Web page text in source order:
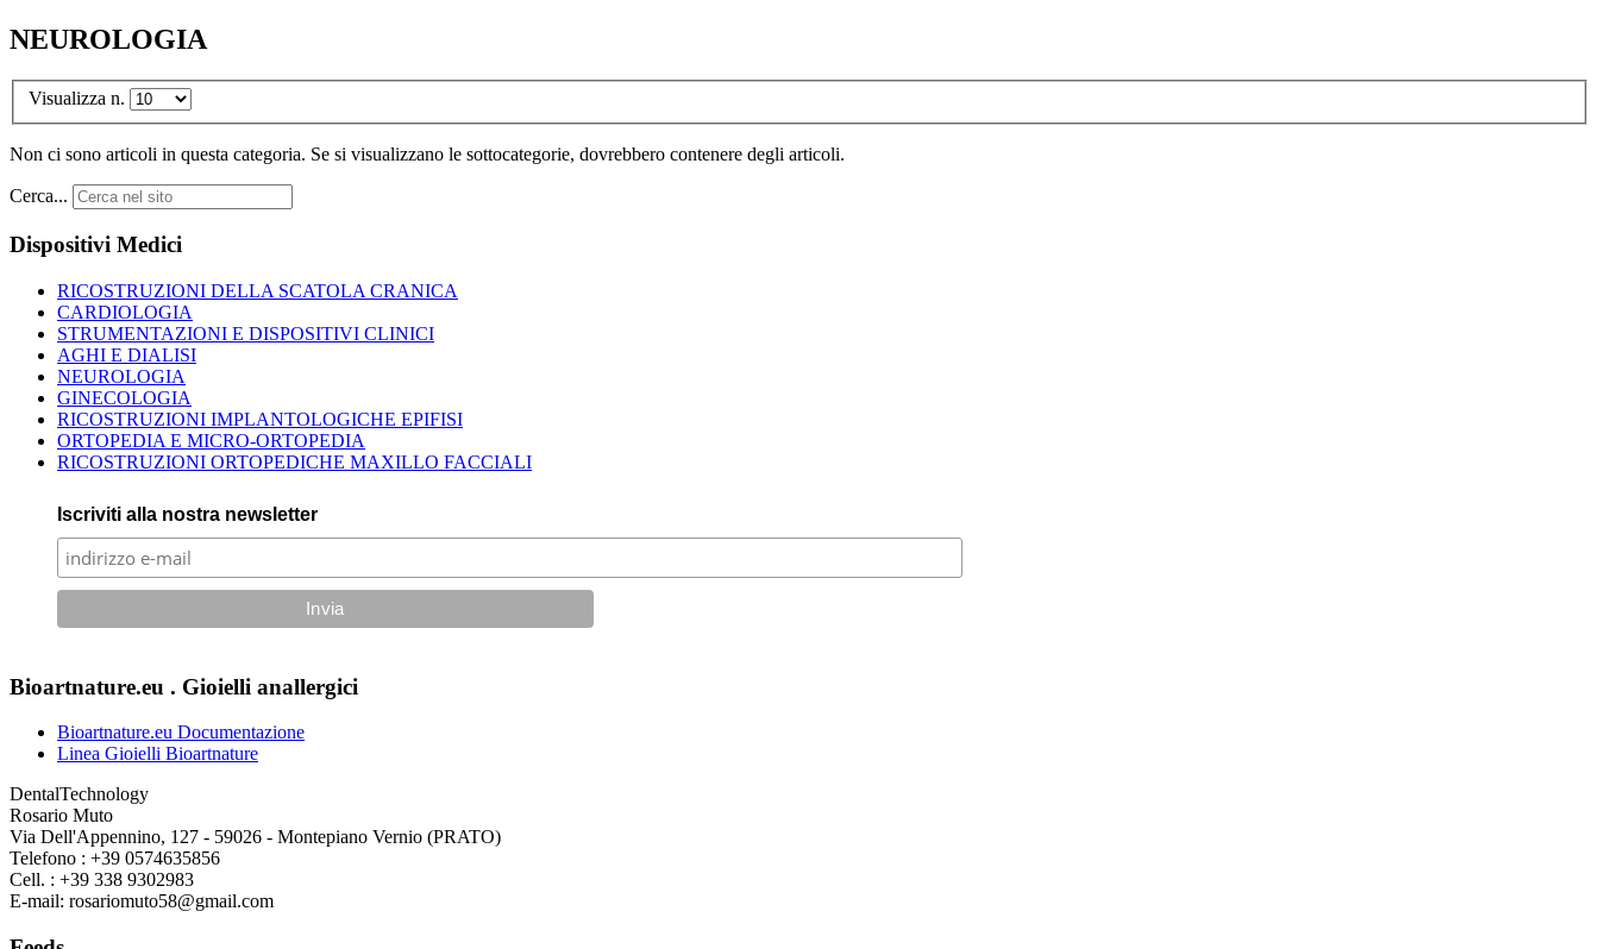
NEUROLOGIA
Visualizza n.
Non ci sono articoli in questa categoria. Se si visualizzano le sottocategorie, dovrebbero contenere degli articoli.
Cerca...
Dispositivi Medici
RICOSTRUZIONI DELLA SCATOLA CRANICA
CARDIOLOGIA
STRUMENTAZIONI E DISPOSITIVI CLINICI
AGHI E DIALISI
NEUROLOGIA
GINECOLOGIA
RICOSTRUZIONI IMPLANTOLOGICHE EPIFISI
ORTOPEDIA E MICRO-ORTOPEDIA
RICOSTRUZIONI ORTOPEDICHE MAXILLO FACCIALI
Iscriviti alla nostra newsletter
Bioartnature.eu . Gioielli anallergici
Bioartnature.eu Documentazione
Linea Gioielli Bioartnature
DentalTechnology
Rosario Muto
Via Dell'Appennino, 127 - 59026 - Montepiano Vernio (PRATO)
Telefono : +39 0574635856
Cell. : +39 338 9302983
E-mail: rosariomuto58@gmail.com